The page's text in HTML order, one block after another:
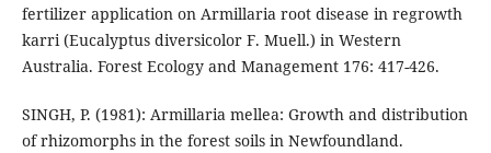
fertilizer application on Armillaria root disease in regrowth
karri (Eucalyptus diversicolor F. Muell.) in Western
Australia. Forest Ecology and Management 176: 417-426.
SINGH, P. (1981): Armillaria mellea: Growth and distribution
of rhizomorphs in the forest soils in Newfoundland.